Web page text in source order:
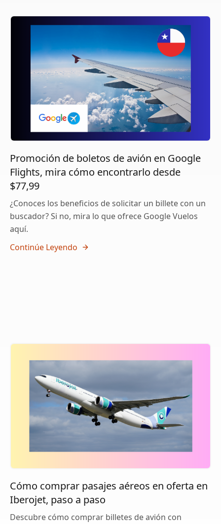
Promoción de boletos de avión en Google
Flights, mira cómo encontrarlo desde
$77,99
¿Conoces los beneficios de solicitar un billete con un
buscador? Si no, mira lo que ofrece Google Vuelos
aquí.
Continúe Leyendo
Cómo comprar pasajes aéreos en oferta en
Iberojet, paso a paso
Descubre cómo comprar billetes de avión con